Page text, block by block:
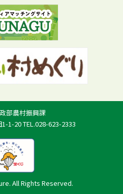
部農村振興課
1-20 TEL.028-623-2333
All Rights Reserved.